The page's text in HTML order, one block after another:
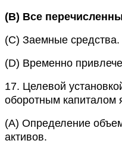
(B) Все
(C) Заемные средства.
(D) Временно
17. Целевой
оборотным капиталом
(A) Определение
активов.